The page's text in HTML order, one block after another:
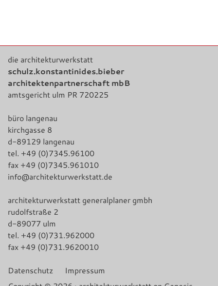
die architekturwerkstatt
schulz.konstantinides.bieber
architektenpartnerschaft mbB
amtsgericht ulm PR 720225
büro langenau
kirchgasse 8
d-89129 langenau
tel. +49 (0)7345.96100
fax +49 (0)7345.961010
info@architekturwerkstatt.de
architekturwerkstatt generalplaner gmbh
rudolfstraße 2
d-89077 ulm
tel. +49 (0)731.962000
fax +49 (0)731.9620010
Datenschutz
Impressum